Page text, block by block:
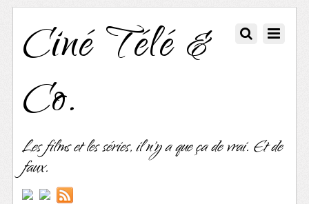
Ciné Télé &
Co.
Les films et les séries, il n'y a que ça de vrai. Et de
faux.